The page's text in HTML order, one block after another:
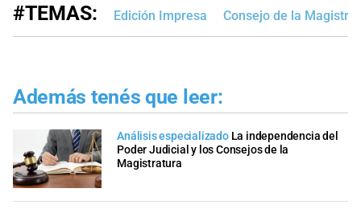
#TEMAS: Edición Impresa Consejo de la
Además tenés que leer:
Análisis especializado La independencia del
Poder Judicial y los Consejos de la
Magistratura